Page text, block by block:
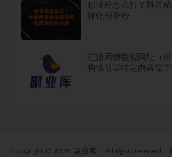
创业粉怎么打？抖音
转化创业粉
汇通网赚联盟网址（
构情节等特定内容需
Copyright © 2026 副业库 - All rights reserved